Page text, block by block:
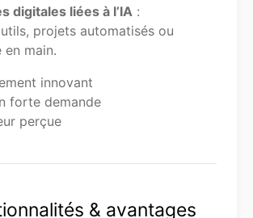
digitales liées à l’IA :
projets automatisés ou
en main.
innovant
forte demande
perçue
& avantages